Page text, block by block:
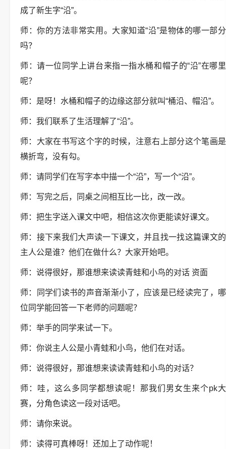
成了新生字“沿”。
师：你的方法非常实用。大家知道“沿”是物体的哪一部分
吗？
师：请一位同学上讲台来指一指水桶和帽子的“沿”在哪里
呢？
师：是呀！水桶和帽子的边缘这部分就叫“桶沿、帽沿”。
师：我们联系了生活理解了“沿”。
师：大家在书写这个字的时候，注意右上部分这个笔画是
横折弯，没有勾。
师：请同学们在写字本中描一个“沿”，写一个“沿”。
师：写完之后，同桌之间相互比一比，改一改。
师：把生字送入课文中吧，相信这次你更能读好课文。
师：接下来我们大声读一下课文，并且找一找这篇课文的
主人公是谁？他们在做什么？大家开始吧。
师：说得很好，那谁想来读读青蛙和小鸟的对话 资面
师：同学们读书的声音渐渐小了，应该是已经读完了，哪
位同学能回答一下老师的问题呢？
师：举手的同学来试一下。
师：你说主人公是小青蛙和小鸟，他们在对话。
师：说得很好，那谁想来读读青蛙和小鸟的对话？
师：哇，这么多同学都想读呢！那我们男女生来个pk大
赛，分角色读这一段对话吧。
师：请你来说。
师：读得可真棒呀！还加上了动作呢！